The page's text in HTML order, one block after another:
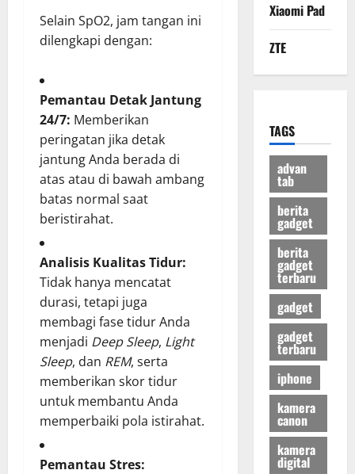
Selain SpO2, jam tangan ini
dilengkapi dengan:
Pemantau Detak Jantung
24/7: Memberikan
peringatan jika detak
jantung Anda berada di
atas atau di bawah ambang
batas normal saat
beristirahat.
Analisis Kualitas Tidur:
Tidak hanya mencatat
durasi, tetapi juga
membagi fase tidur Anda
menjadi Deep Sleep, Light
Sleep, dan REM, serta
memberikan skor tidur
untuk membantu Anda
memperbaiki pola istirahat.
Pemantau Stres:
Xiaomi Pad
ZTE
TAGS
advan
tab
berita
gadget
berita
gadget
terbaru
gadget
gadget
terbaru
iphone
kamera
canon
kamera
digital